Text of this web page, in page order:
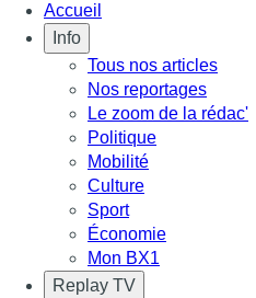
Accueil
Info
Tous nos articles
Nos reportages
Le zoom de la rédac'
Politique
Mobilité
Culture
Sport
Économie
Mon BX1
Replay TV